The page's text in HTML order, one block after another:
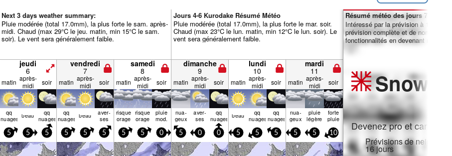
Next 3 days weather summary:
Pluie modérée (total 17.0mm), la plus forte le sam. après-
midi. Chaud (max 29°C le jeu. matin, min 15°C le sam.
soir). Le vent sera généralement faible.
Jours 4-6 Kurodake Résumé Météo
Pluie modérée (total 17.0mm), la plus forte le mar. soir.
Chaud (max 23°C le lun. matin, min 12°C le lun. soir). Le
vent sera généralement faible.
jeudi
6
vendredi
7
samedi
8
dimanche
9
lundi
10
mardi
11
matin après-
midi
soir matin après-
midi
soir matin après-
midi
soir matin après-
midi
soir matin après-
midi
soir matin après-
midi
soir
qq
nuages beau qq
nuages
qq
nuages beau aver­
ses
risque
orage
risque
orage
pluie
mod.
nua­
geux
aver­
ses
qq
nuages beau qq
nuages
qq
nuages
nua­
geux
pluie
légère
forte
pluie
5 5 5 5 5 5 5 5 0 5 0 0 5 5 5 5 5 10
Résumé météo des jours 7-16 :
Intéressé par la prévision à 16 jours
prévision complète et de
fonctionnalités en devenant membre
Snow
Devenez pro et carve en:
Prévisions de neige
16 jours